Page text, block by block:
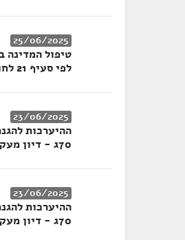
25/06/2025
טיפול המדינה
לפי סעיף 21 לחוק מבקר המדינה
23/06/2025
ההיערכות
70ג - דיון מעקב
23/06/2025
ההיערכות
70ג - דיון מעקב